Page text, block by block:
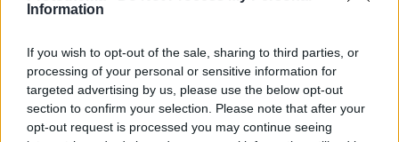
Information
If you wish to opt-out of the sale, sharing to third parties, or
processing of your personal or sensitive information for
targeted advertising by us, please use the below opt-out
section to confirm your selection. Please note that after your
opt-out request is processed you may continue seeing
05.08.2026, 21:43